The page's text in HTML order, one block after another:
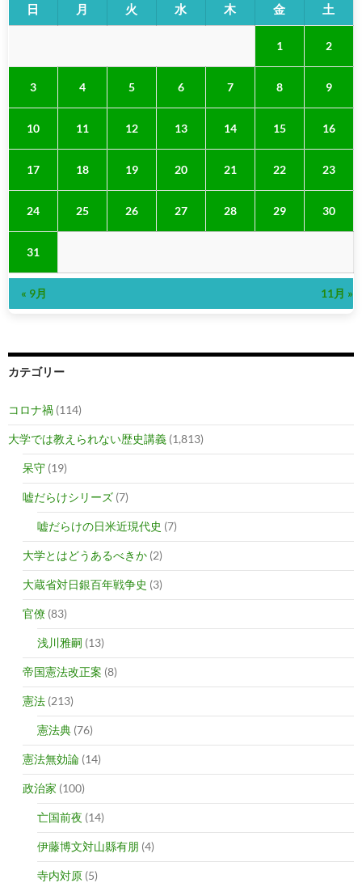
日 月 火 水 木 金 土
1 2
3 4 5 6 7 8 9
10 11 12 13 14 15 16
17 18 19 20 21 22 23
24 25 26 27 28 29 30
31
« 9月 11月 »
カテゴリー
コロナ禍 (114)
大学では教えられない歴史講義 (1,813)
呆守 (19)
嘘だらけシリーズ (7)
嘘だらけの日米近現代史 (7)
大学とはどうあるべきか (2)
大蔵省対日銀百年戦争史 (3)
官僚 (83)
浅川雅嗣 (13)
帝国憲法改正案 (8)
憲法 (213)
憲法典 (76)
憲法無効論 (14)
政治家 (100)
亡国前夜 (14)
伊藤博文対山縣有朋 (4)
寺内対原 (5)